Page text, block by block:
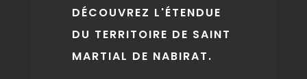
DÉCOUVREZ L'ÉTENDUE
DU TERRITOIRE DE SAINT
MARTIAL DE NABIRAT.